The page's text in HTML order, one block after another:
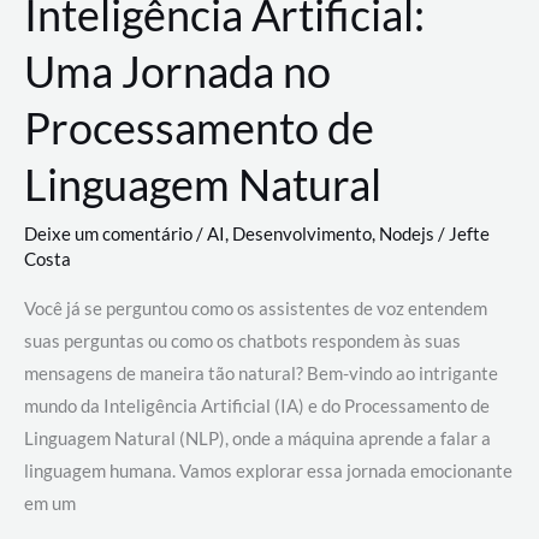
Inteligência Artificial:
Uma Jornada no
Processamento de
Linguagem Natural
Deixe um comentário/AI, Desenvolvimento, Nodejs / Jefte
Costa
Você já se perguntou como os assistentes de voz entendem
suas perguntas ou como os chatbots respondem às suas
mensagens de maneira tão natural? Bem-vindo ao intrigante
mundo da Inteligência Artificial (IA) e do Processamento de
Linguagem Natural (NLP), onde a máquina aprende a falar a
linguagem humana. Vamos explorar essa jornada emocionante
em um